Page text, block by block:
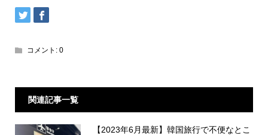
コメント: 0
関連記事一覧
【2023年6月最新】韓国旅行で不便なとこ